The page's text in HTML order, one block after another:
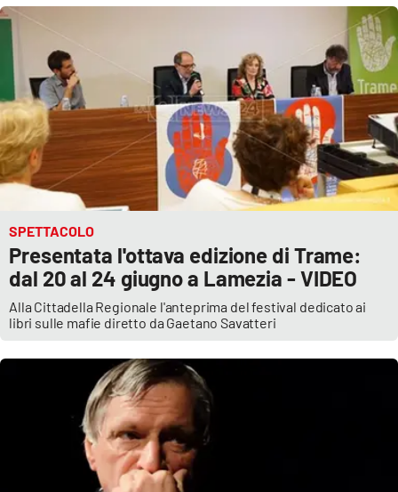
LAC
NETWORK
Lacplay.it
Lactv.it
Laconair.it
Lacitymag.it
Lacapitalenews.it
Ilreggino.it
Cosenzachannel.it
Ilvibonese.it
Catanzarochannel.it
SPETTACOLO
Presentata l'ottava edizione di Trame:
dal 20 al 24 giugno a Lamezia - VIDEO
Alla Cittadella Regionale l'anteprima del festival dedicato ai
libri sulle mafie diretto da Gaetano Savatteri